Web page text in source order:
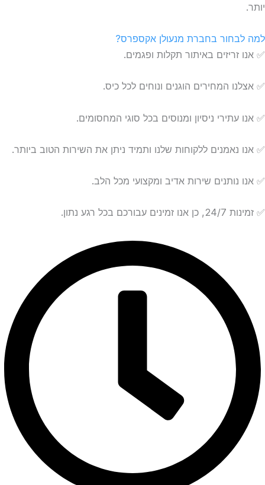
יותר.
למה לבחור בחברת מנעולן אקספרס?
✅ אנו זריזים באיתור תקלות ופגמים.
✅ אצלנו המחירים הוגנים ונוחים לכל כיס.
✅ אנו עתירי ניסיון ומנוסים בכל סוגי המחסומים.
✅ אנו נאמנים ללקוחות שלנו ותמיד ניתן את השירות הטוב ביותר.
✅ אנו נותנים שירות אדיב ומקצועי מכל הלב.
✅ זמינות 24/7, כן אנו זמינים עבורכם בכל רגע נתון.